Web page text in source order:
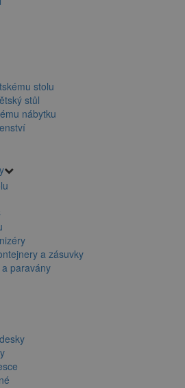
stolu
stůl
nábytku
a zásuvky
paravány